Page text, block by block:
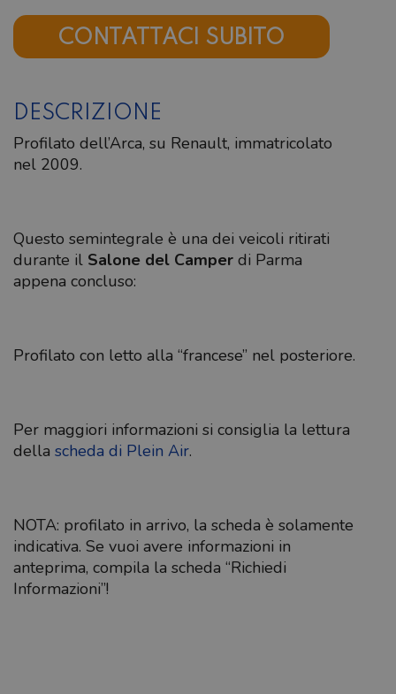
CONTATTACI SUBITO
DESCRIZIONE
Profilato dell’Arca, su Renault, immatricolato
nel 2009.
Questo semintegrale è una dei veicoli ritirati
durante il Salone del Camper di Parma
appena concluso:
Profilato con letto alla “francese” nel posteriore.
Per maggiori informazioni si consiglia la lettura
della scheda di Plein Air.
NOTA: profilato in arrivo, la scheda è solamente
indicativa. Se vuoi avere informazioni in
anteprima, compila la scheda “Richiedi
Informazioni”!